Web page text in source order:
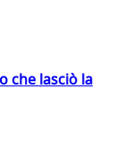
che lasciò la